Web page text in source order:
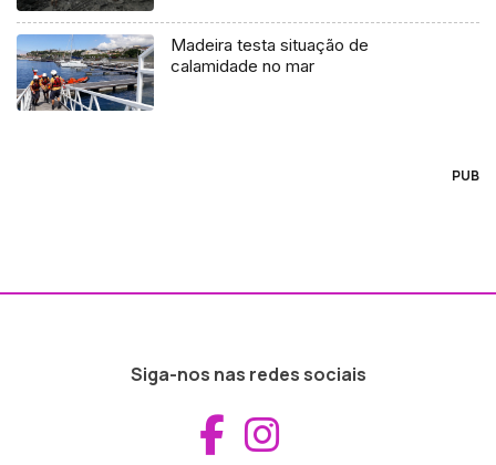
Madeira testa situação de
calamidade no mar
PUB
Siga-nos nas redes sociais
Aceder ao